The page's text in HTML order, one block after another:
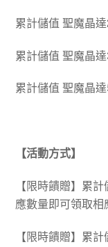
累計儲值 聖魔晶
累計儲值 聖魔晶
累計儲值 聖魔晶
【活動方式】
【限時饋贈】累
應數量即可領取相
【限時饋贈】累